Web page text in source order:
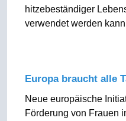
hitzebeständiger
verwendet werden
Europa braucht alle
Neue europäische
Förderung von Frauen